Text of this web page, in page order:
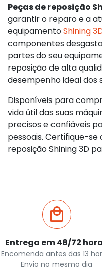
Peças de reposição
garantir o reparo e a
equipamentoShining
componentes
partes do seu
reposição de alta
desempenho ideal dos
Disponíveis para
vida útil das suas
precisos e confiáveis
pessoais. Certifique-
reposição Shining 3D
Entrega em 48/72
Encomenda antes das 13
Envio no mesmo dia